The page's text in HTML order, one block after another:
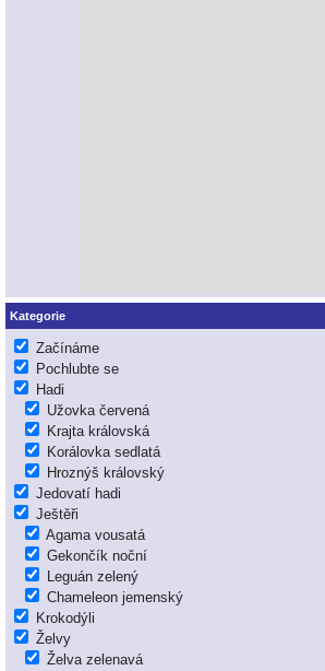
Kategorie
Začínáme
Pochlubte se
Hadi
Užovka červená
Krajta královská
Korálovka sedlatá
Hroznýš královský
Jedovatí hadi
Ještěři
Agama vousatá
Gekončík noční
Leguán zelený
Chameleon jemenský
Krokodýli
Želvy
Želva zelenavá